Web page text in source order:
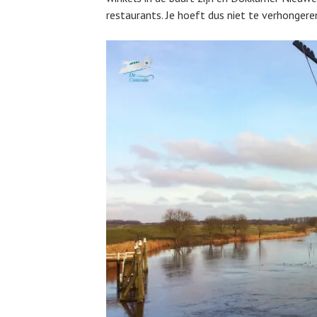
restaurants. Je hoeft dus niet te